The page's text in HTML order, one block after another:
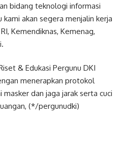
bidang teknologi informasi
akan segera menjalin kerja
Kemendiknas, Kemenag,
& Edukasi Pergunu DKI
menerapkan protokol
dan jaga jarak serta cuci
(*/pergunudki)